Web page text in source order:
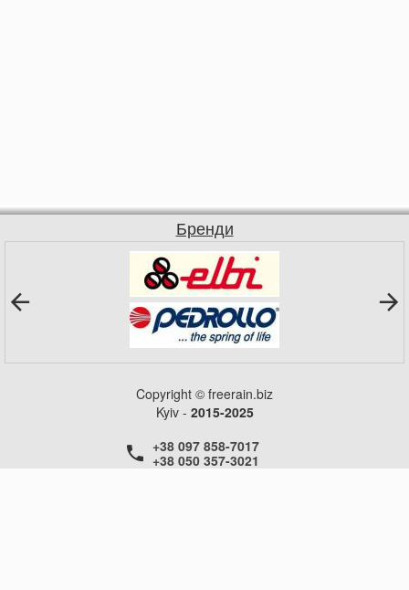
Бренди
Copyright © freerain.biz
Kyiv - 2015-2025
+38 097 858-7017
+38 050 357-3021